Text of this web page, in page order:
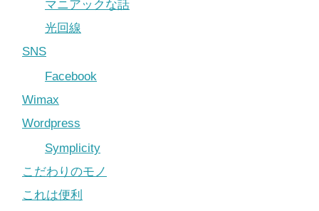
マニアックな話
光回線
SNS
Facebook
Wimax
Wordpress
Symplicity
こだわりのモノ
これは便利